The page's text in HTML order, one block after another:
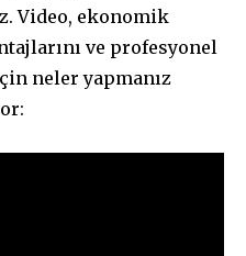
Video, ekonomik
ve profesyonel
neler yapmanız